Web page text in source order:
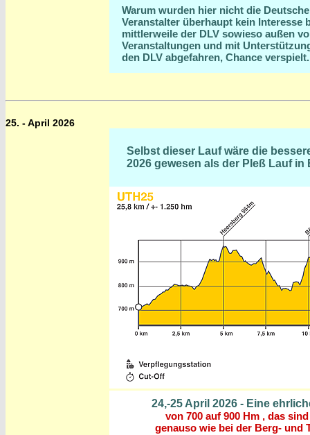
Warum wurden hier nicht die
Veranstalter überhaupt kein
mittlerweile der DLV sowieso außen
Veranstaltungen und mit
den DLV abgefahren, Chance
25. - April 2026
Selbst dieser Lauf wäre die
2026 gewesen als der Pleß Lauf
24,-25 April 2026 - Eine
von 700 auf 900 Hm , das
genauso wie bei der Berg- und